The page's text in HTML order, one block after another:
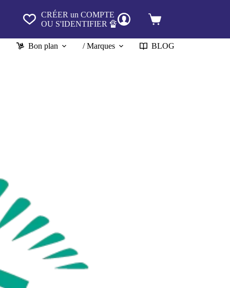
CRÉER un COMPTE
OU S'IDENTIFIER 🔏
Panier
Bon plan
/ Marques BLOG